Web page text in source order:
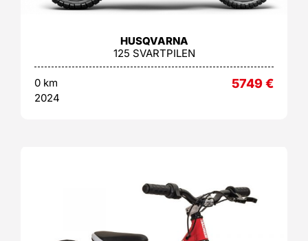
HUSQVARNA
125 SVARTPILEN
0 km
2024
5749€